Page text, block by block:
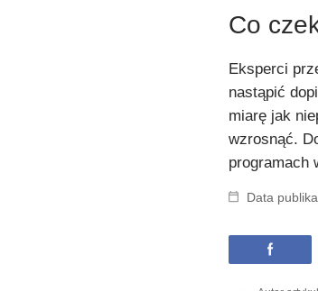
Co
Eksperci
nastąpić
miarę jak
wzrosnąć.
programach
Data